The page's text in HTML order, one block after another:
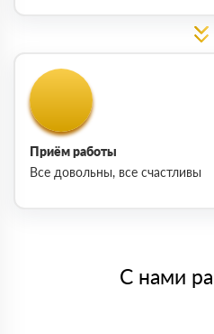
Приём работы
Все довольны, все счастливы
С нами